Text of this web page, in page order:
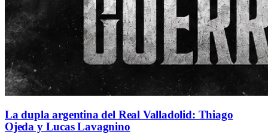
La dupla argentina del Real Valladolid: Thiago
Ojeda y Lucas Lavagnino